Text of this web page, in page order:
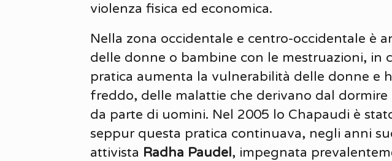
violenza fisica ed economica.
Nella zona occidentale e centro-occidentale è
delle donne o bambine con le mestruazioni, in
pratica aumenta la vulnerabilità delle donne e
freddo, delle malattie che derivano dal
da parte di uomini. Nel 2005 lo Chapaudi è
seppur questa pratica continuava, negli anni
attivista Radha Paudel, impegnata